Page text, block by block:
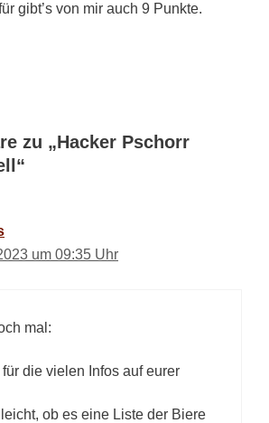
gibt’s von mir auch 9 Punkte.
zu „Hacker Pschorr
um 09:35 Uhr
mal:
die vielen Infos auf eurer
ob es eine Liste der Biere